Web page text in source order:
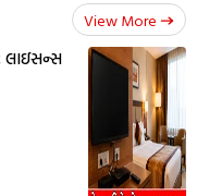
View More
લાઇસન્સ